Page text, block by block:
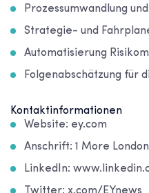
Prozessumwandlung
Strategie- und
Automatisierung
Folgenabschätzung für
Kontaktinformationen
Website: ey.com
Anschrift: 1 More London
LinkedIn: